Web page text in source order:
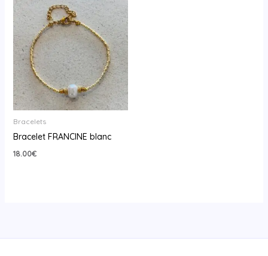
Bracelets
Bracelet FRANCINE blanc
18.00€